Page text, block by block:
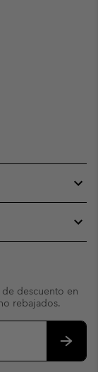
descuento en
rebajados.